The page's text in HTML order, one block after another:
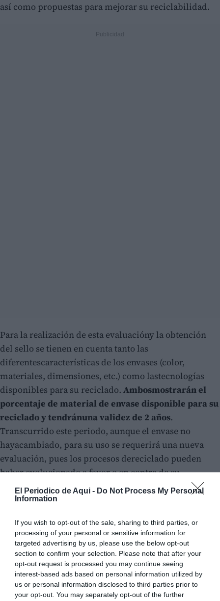
El Periodico de Aqui - Do Not Process My Personal
Information
If you wish to opt-out of the sale, sharing to third parties, or
processing of your personal or sensitive information for
targeted advertising by us, please use the below opt-out
section to confirm your selection. Please note that after your
opt-out request is processed you may continue seeing
interest-based ads based on personal information utilized by
us or personal information disclosed to third parties prior to
your opt-out. You may separately opt-out of the further
así como propuestas para mejorar su reciclabilidad.
Para la realización de esta evaluacióny la obtención
del sello se tienen en cuenta tanto las
diferentescaracterísticas de los envases (color,
materiales, dimensiones, etc.) como lastecnologías
disponibles para su reciclado. Ambosmostrarán el
porcentaje de material de envase disponible para su
reciclado y tendránuna validez de 2 años.
Transcurrido este periodo, aunque el envase no
hayacambiado, para su uso se requerirá una nueva
evaluación, pues los procesos dereciclado pueden
haber evolucionado a favor o en contra de su
reciclabilidad. Cualquiervariación cualitativa o
cuantitativa de los componentes del envase acarrea
examen para su utilización.